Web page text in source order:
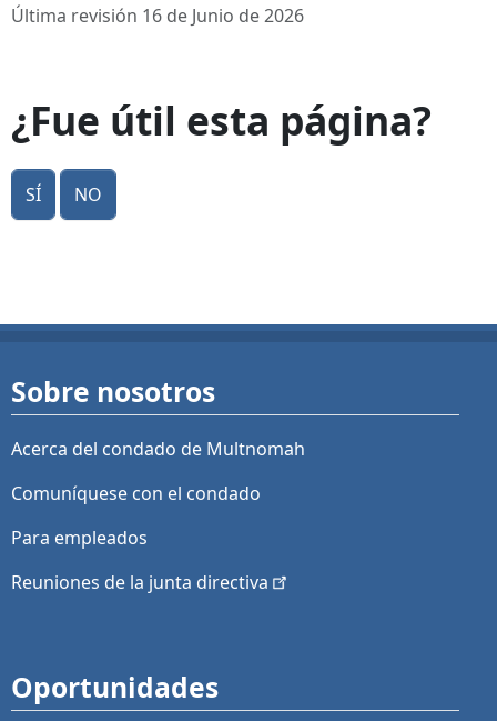
Última revisión 16 de Junio de 2026
¿Fue útil esta página?
Sí No
Sobre nosotros
Acerca del condado de Multnomah
Comuníquese con el condado
Para empleados
Reuniones de la junta directiva
Oportunidades